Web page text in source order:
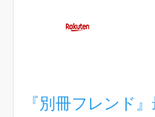
『別冊フレンド